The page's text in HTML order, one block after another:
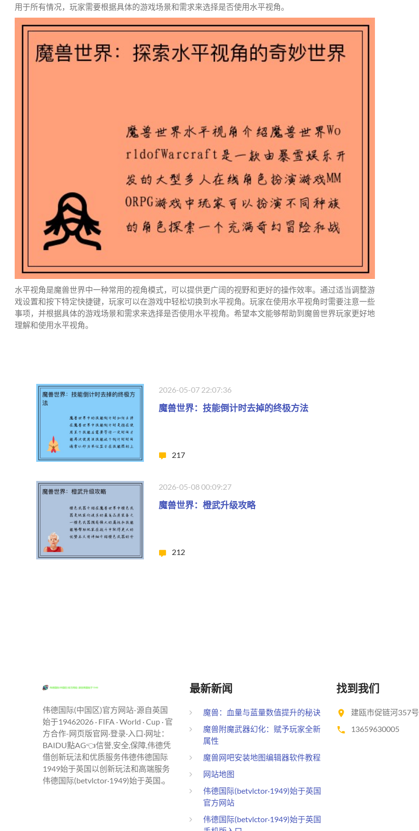
用于所有情况，玩家需要根据具体的游戏场景和需求来选择是否使用水平视角。
水平视角是魔兽世界中一种常用的视角模式，可以提供更广阔的视野和更好的操作效率。通过适当调整游
戏设置和按下特定快捷键，玩家可以在游戏中轻松切换到水平视角。玩家在使用水平视角时需要注意一些
事项，并根据具体的游戏场景和需求来选择是否使用水平视角。希望本文能够帮助到魔兽世界玩家更好地
理解和使用水平视角。
2026-05-07 22:07:36
魔兽世界：技能倒计时去掉的终极方法
217
2026-05-08 00:09:27
魔兽世界：橙武升级攻略
212
伟德国际(中国区)官方网站-源自英国
始于19462026 · FIFA · World · Cup · 官
方合作-网页版官网·登录·入口·网址：
BAIDU點AG👈信誉,安全,保障,伟德凭
借创新玩法和优质服务伟德伟德国际
1949始于英国以创新玩法和高端服务
伟德国际(betvlctor·1949)始于英国.。
最新新闻
魔兽：血量与蓝量数值提升的秘诀
魔兽附魔武器幻化：赋予玩家全新
属性
魔兽网吧安装地图编辑器软件教程
网站地图
伟德国际(betvlctor·1949)始于英国
官方网站
伟德国际(betvlctor·1949)始于英国
找到我们
建瓯市促链河357号
13659630005